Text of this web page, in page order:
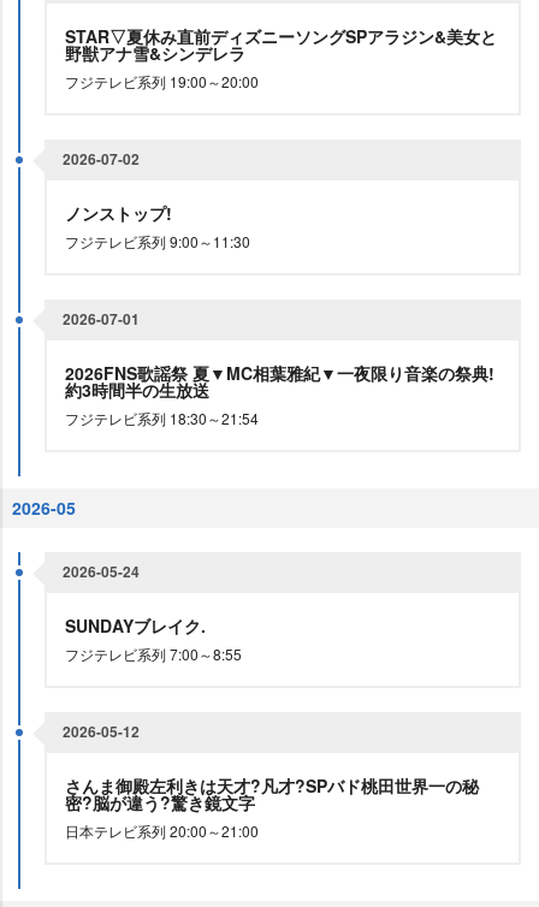
STAR▽夏休み直前ディズニーソングSPアラジン&美女と
野獣アナ雪&シンデレラ
フジテレビ系列 19:00～20:00
2026-07-02
ノンストップ!
フジテレビ系列 9:00～11:30
2026-07-01
2026FNS歌謡祭 夏▼MC相葉雅紀▼一夜限り音楽の祭典!
約3時間半の生放送
フジテレビ系列 18:30～21:54
2026-05
2026-05-24
SUNDAYブレイク.
フジテレビ系列 7:00～8:55
2026-05-12
さんま御殿左利きは天才?凡才?SPバド桃田世界一の秘
密?脳が違う?驚き鏡文字
日本テレビ系列 20:00～21:00